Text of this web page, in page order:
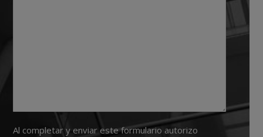
Al completar y enviar este formulario autorizo